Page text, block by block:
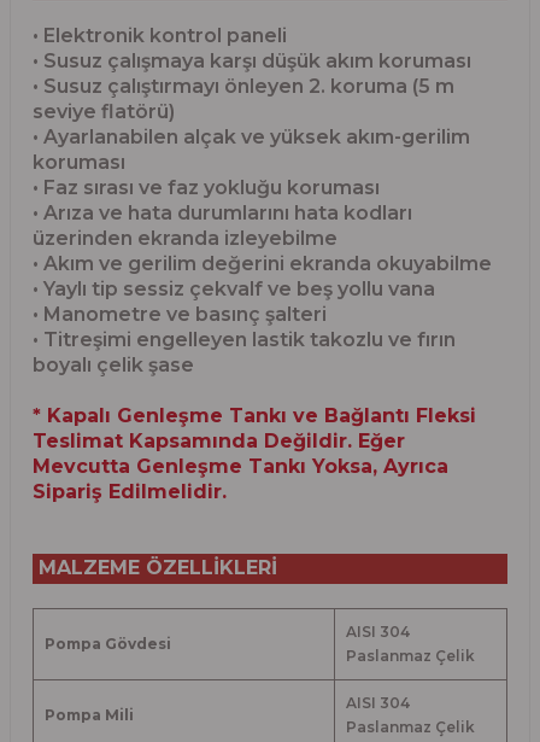
• Elektronik kontrol paneli
• Susuz çalışmaya karşı düşük akım koruması
• Susuz çalıştırmayı önleyen 2. koruma (5 m
seviye flatörü)
• Ayarlanabilen alçak ve yüksek akım-gerilim
koruması
• Faz sırası ve faz yokluğu koruması
• Arıza ve hata durumlarını hata kodları
üzerinden ekranda izleyebilme
• Akım ve gerilim değerini ekranda okuyabilme
• Yaylı tip sessiz çekvalf ve beş yollu vana
• Manometre ve basınç şalteri
• Titreşimi engelleyen lastik takozlu ve fırın
boyalı çelik şase
* Kapalı Genleşme Tankı ve Bağlantı Fleksi
Teslimat Kapsamında Değildir. Eğer
Mevcutta Genleşme Tankı Yoksa, Ayrıca
Sipariş Edilmelidir.
MALZEME ÖZELLİKLERİ
Pompa Gövdesi
AISI 304
Paslanmaz Çelik
Pompa Mili
AISI 304
Paslanmaz Çelik